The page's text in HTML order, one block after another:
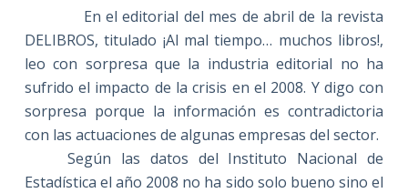
En el editorial del mes de abril de la revista
DELIBROS, titulado ¡Al mal tiempo… muchos libros!,
leo con sorpresa que la industria editorial no ha
sufrido el impacto de la crisis en el 2008. Y digo con
sorpresa porque la información es contradictoria
con las actuaciones de algunas empresas del sector.
Según las datos del Instituto Nacional de
Estadística el año 2008 no ha sido solo bueno sino el